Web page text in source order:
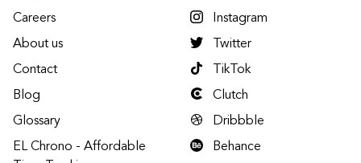
Careers
About us
Contact
Blog
Glossary
EL Chrono - Affordable
Instagram
Twitter
TikTok
Clutch
Dribbble
Behance